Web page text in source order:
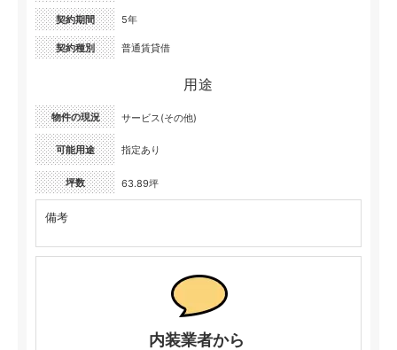
契約期間 5年
契約種別 普通賃貸借
用途
物件の現況 サービス(その他)
可能用途 指定あり
坪数 63.89坪
備考
内装業者から